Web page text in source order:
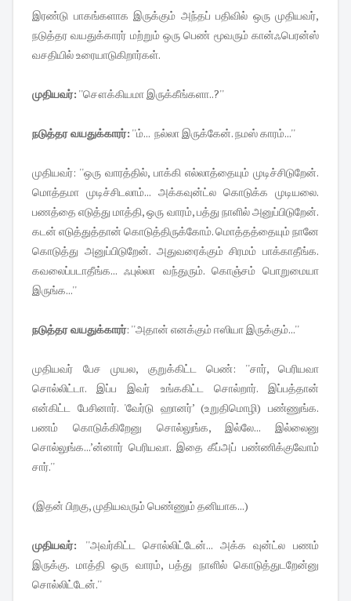
இரண்டு பாகங்களாக இருக்கும் அந்தப் பதிவில் ஒரு முதியவர்,
நடுத்தர வயதுக்காரர் மற்றும் ஒரு பெண் மூவரும் கான்ஃபெரன்ஸ்
வசதியில் உரையாடுகிறார்கள்.
முதியவர்: ''சௌக்கியமா இருக்கீங்களா..?''
நடுத்தர வயதுக்காரர்: ''ம்... நல்லா இருக்கேன். நமஸ் காரம்...''
முதியவர்: ''ஒரு வாரத்தில், பாக்கி எல்லாத்தையும் முடிச்சிடுறேன்.
மொத்தமா முடிச்சிடலாம்... அக்கவுன்ட்ல கொடுக்க முடியலை.
பணத்தை எடுத்து மாத்தி, ஒரு வாரம், பத்து நாளில் அனுப்பிடுறேன்.
கடன் எடுத்துத்தான் கொடுத்திருக்கோம். மொத்தத்தையும் நானே
கொடுத்து அனுப்பிடுறேன். அதுவரைக்கும் சிரமம் பாக்காதீங்க.
கவலைப்படாதீங்க... ஃபுல்லா வந்துரும். கொஞ்சம் பொறுமையா
இருங்க...''
நடுத்தர வயதுக்காரர்: ''அதான் எனக்கும் ஈஸியா இருக்கும்...''
முதியவர் பேச முயல, குறுக்கிட்ட பெண்: ''சார், பெரியவா
சொல்லிட்டா. இப்ப இவர் உங்ககிட்ட சொல்றார். இப்பத்தான்
என்கிட்ட பேசினார். 'வேர்டு ஹானர்’ (உறுதிமொழி) பண்ணுங்க.
பணம் கொடுக்கிறேனு சொல்லுங்க, இல்லே... இல்லைனு
சொல்லுங்க...’ன்னார் பெரியவா. இதை கீப்அப் பண்ணிக்குவோம்
சார்.''
(இதன் பிறகு, முதியவரும் பெண்ணும் தனியாக...)
முதியவர்: ''அவர்கிட்ட சொல்லிட்டேன்... அக்க வுன்ட்ல பணம்
இருக்கு. மாத்தி ஒரு வாரம், பத்து நாளில் கொடுத்துடறேன்னு
சொல்லிட்டேன்.''